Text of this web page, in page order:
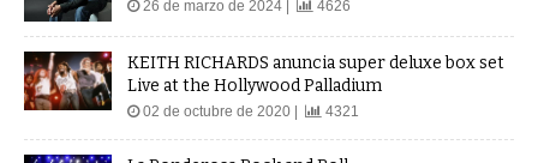
26 de marzo de 2024 | 4626
KEITH RICHARDS anuncia super deluxe box set
Live at the Hollywood Palladium
02 de octubre de 2020 | 4321